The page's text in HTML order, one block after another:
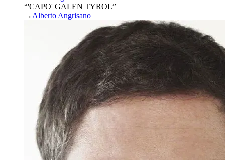
“'CAPO' GALEN TYROL”
→ Alberto Angrisano